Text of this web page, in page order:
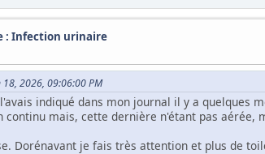
: Infection urinaire
18, 2026, 09:06:00 PM
indiqué dans mon journal il y a quelques
continu mais, cette dernière n'étant pas
Dorénavant je fais très attention et plus de